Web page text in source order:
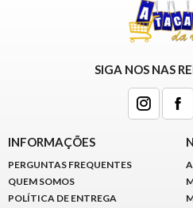
SIGA NOS NAS
INFORMAÇÕES
PERGUNTAS FREQUENTES
QUEM SOMOS
POLÍTICA DE ENTREGA